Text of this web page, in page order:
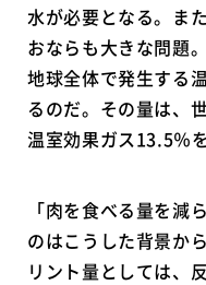
水が必要となる。ま
おならも大きな問題
地球全体で発生する
るのだ。その量は、
温室効果ガス13.5％
「肉を食べる量を減
のはこうした背景か
リント量としては、